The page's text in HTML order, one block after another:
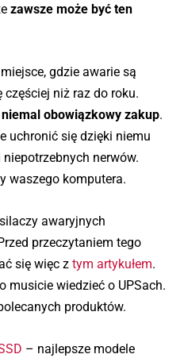
zawsze może być ten
gdzie awarie są
niż raz do roku.
obowiązkowy zakup.
uchronić się dzięki niemu
nerwów.
waszego komputera.
awaryjnych
przeczytaniem tego
się więc z tym artykułem.
musicie wiedzieć o UPSach.
produktów.
– najlepsze modele